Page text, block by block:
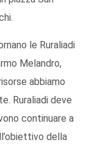
le Ruraliadi
Melandro,
abbiamo
Ruraliadi deve
continuare a
della